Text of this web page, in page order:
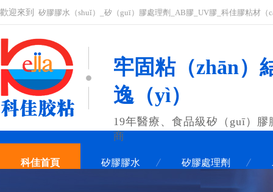
歡迎來到 矽膠膠水（shuǐ）_矽（guī）膠處理劑_AB膠_UV膠_科佳膠粘材（
牢固粘（zhān）
逸（yì）
19年醫療、食品級矽（guī）
商
科佳首頁 矽膠膠水 矽膠處理劑